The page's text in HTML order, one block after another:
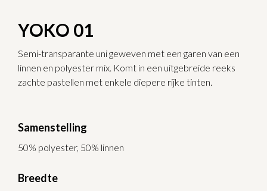
YOKO 01
Semi-transparante uni geweven met een garen van een
linnen en polyester mix. Komt in een uitgebreide reeks
zachte pastellen met enkele diepere rijke tinten.
Samenstelling
50% polyester, 50% linnen
Breedte